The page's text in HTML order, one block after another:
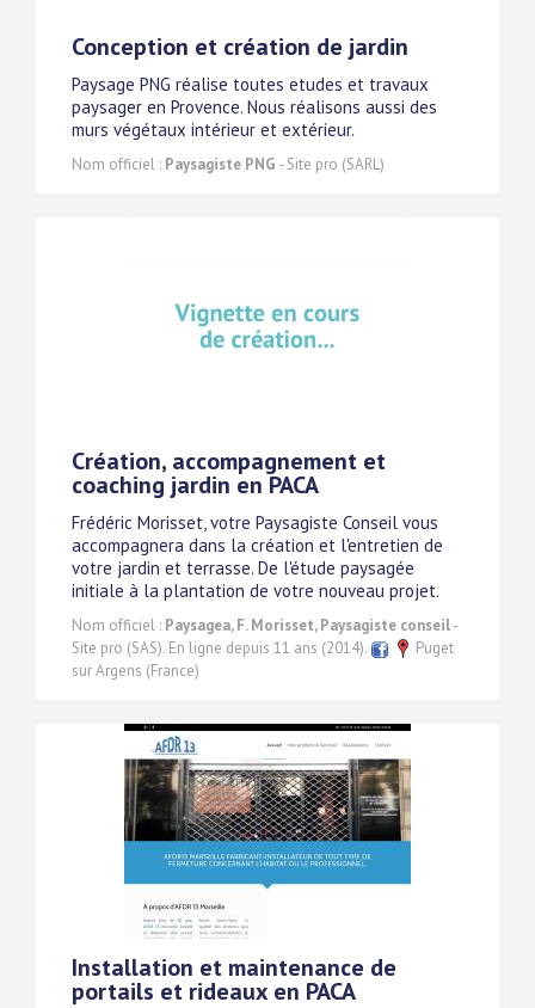
Conception et création de jardin
Paysage PNG réalise toutes etudes et travaux
paysager en Provence. Nous réalisons aussi des
murs végétaux intérieur et extérieur.
Nom officiel : Paysagiste PNG - Site pro (SARL)
Création, accompagnement et
coaching jardin en PACA
Frédéric Morisset, votre Paysagiste Conseil vous
accompagnera dans la création et l'entretien de
votre jardin et terrasse. De l'étude paysagée
initiale à la plantation de votre nouveau projet.
Nom officiel : Paysagea, F. Morisset, Paysagiste conseil-
Site pro (SAS). En ligne depuis 11 ans (2014).
Puget
sur Argens (France)
Installation et maintenance de
portails et rideaux en PACA